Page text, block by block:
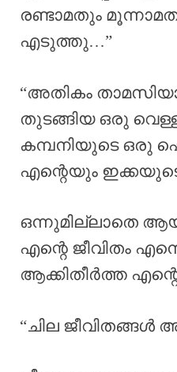
രണ്ടാമതും
എടുത്തു…”
“അതികം
തുടങ്ങിയ ഒരു
കമ്പനിയുടെ ഒരു
എന്റെയും
ഒന്നുമില്ലാതെ
എന്റെ ജീവിതം
ആക്കിതീർത്ത
“ചില